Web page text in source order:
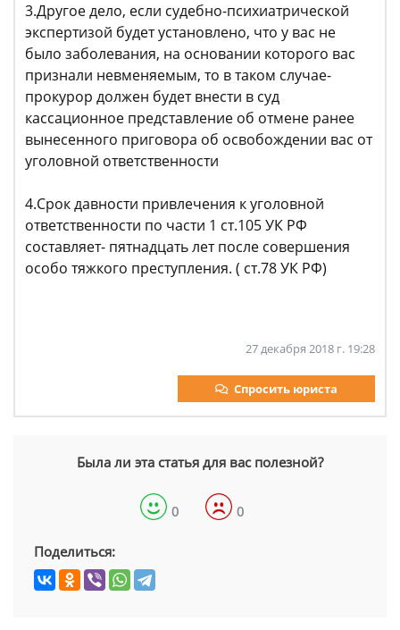
3.Другое дело, если судебно-психиатрической
экспертизой будет установлено, что у вас не
было заболевания, на основании которого вас
признали невменяемым, то в таком случае-
прокурор должен будет внести в суд
кассационное представление об отмене ранее
вынесенного приговора об освобождении вас от
уголовной ответственности
4.Срок давности привлечения к уголовной
ответственности по части 1 ст.105 УК РФ
составляет- пятнадцать лет после совершения
особо тяжкого преступления. ( ст.78 УК РФ)
27 декабря 2018 г. 19:28
Спросить юриста
Была ли эта статья для вас полезной?
0 0
Поделиться: